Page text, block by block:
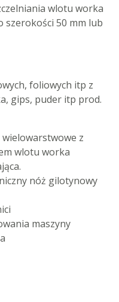
wlotu worka
szerokości 50 mm lub
foliowych itp z
gips, puder itp prod.
z
wlotu worka
nóż gilotynowy
maszyny